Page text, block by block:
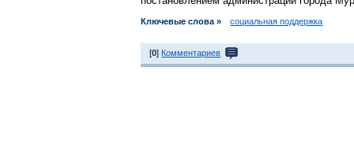
Ключевые слова » социальная поддержка
[0] Комментариев